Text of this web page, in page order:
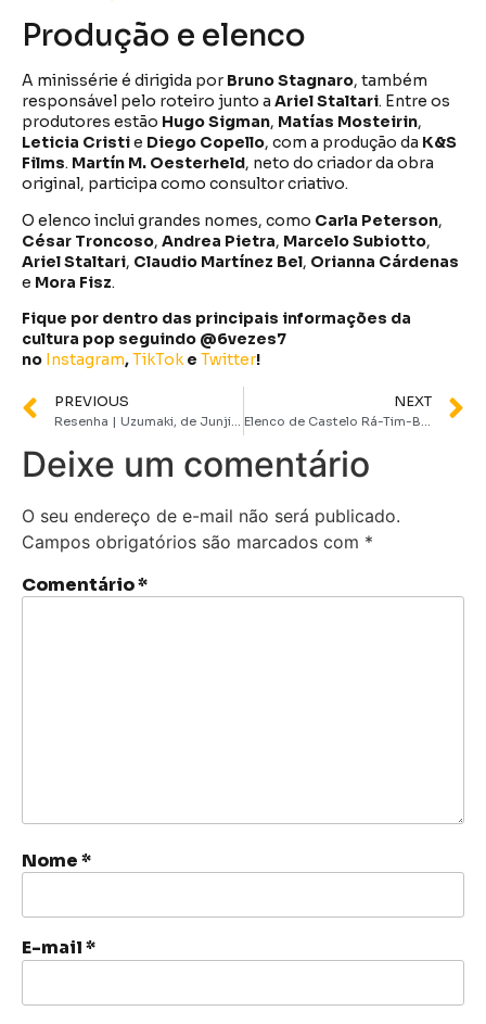
Produção e elenco
A minissérie é dirigida por Bruno Stagnaro, também
responsável pelo roteiro junto a Ariel Staltari. Entre os
produtores estão Hugo Sigman, Matías Mosteirin,
Leticia Cristie Diego Copello, com a produção da K&S
Films. Martín M. Oesterheld, neto do criador da obra
original, participa como consultor criativo.
O elenco inclui grandes nomes, como Carla Peterson,
César Troncoso, Andrea Pietra, Marcelo Subiotto,
Ariel Staltari, Claudio Martínez Bel, Orianna Cárdenas
e Mora Fisz.
Fique por dentro das principais informações da
cultura pop seguindo @6vezes7
no Instagram,TikToke Twitter!
PREVIOUS NEXT
Deixe um comentário
O seu endereço de e-mail não será publicado.
Campos obrigatórios são marcados com *
Comentário*
Nome*
E-mail*